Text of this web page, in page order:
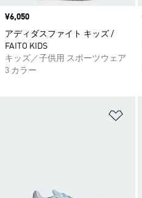
価格
¥6,050
アディダスファイト キッズ /
FAITO KIDS
キッズ／子供用 スポーツウェア
3 カラー